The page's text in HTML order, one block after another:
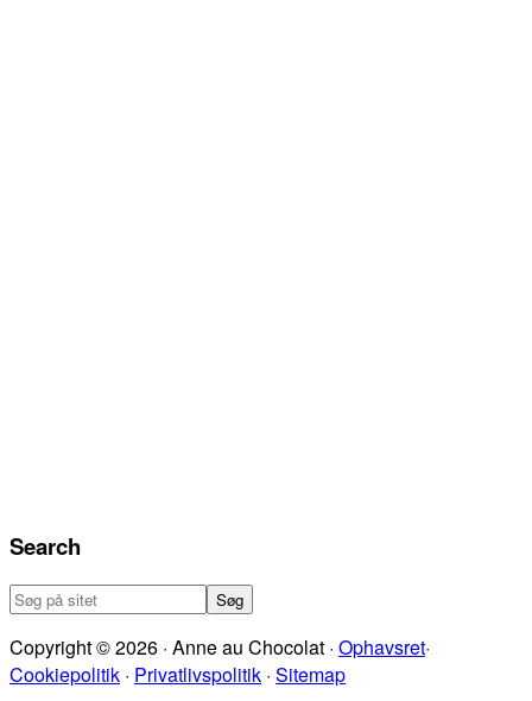
Search
Søg
sitet
Copyright © 2026 · Anne au Chocolat · Ophavsret·
Cookiepolitik · Privatlivspolitik · Sitemap